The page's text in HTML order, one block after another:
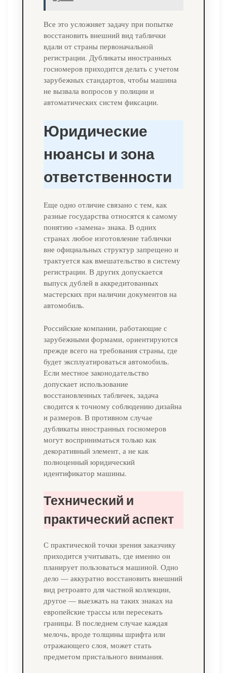
Все это усложняет задачу при попытке
восстановить внешний вид таблички
вдали от страны первоначальной
регистрации. Дубликаты иностранных
госномеров приходится делать с учетом
зарубежных стандартов, чтобы машина
не вызвала вопросов у полиции и
автоматических систем фиксации.
Юридические
нюансы и зона
ответственности
Еще одно отличие связано с тем, как
разные государства относятся к самому
понятию «замена» знака. В одних
странах любое изготовление таблички
вне официальных структур запрещено и
трактуется как вмешательство в систему
регистрации. В других допускается
выпуск дублей в аккредитованных
мастерских при наличии документов на
автомобиль.
Российские компании, работающие с
зарубежными формами, ориентируются
прежде всего на требования страны, где
будет эксплуатироваться автомобиль.
Если местное законодательство
допускает использование
восстановленных табличек, задача
сводится к точному соблюдению дизайна
и размеров. В противном случае
дубликаты иностранных госномеров
могут восприниматься только как
декоративный элемент, а не как
полноценный юридический
идентификатор машины.
Технический и
практический аспект
С практической точки зрения заказчику
приходится учитывать, где именно он
планирует пользоваться машиной. Одно
дело — аккуратно восстановить внешний
вид ретроавто для частной коллекции,
другое — выезжать на таких знаках на
европейские трассы или пересекать
границы. В последнем случае каждая
мелочь, вроде толщины шрифта или
отражающего слоя, может стать
предметом пристального внимания.